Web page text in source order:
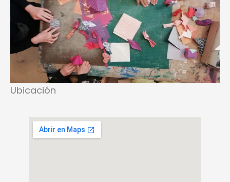
Ubicación